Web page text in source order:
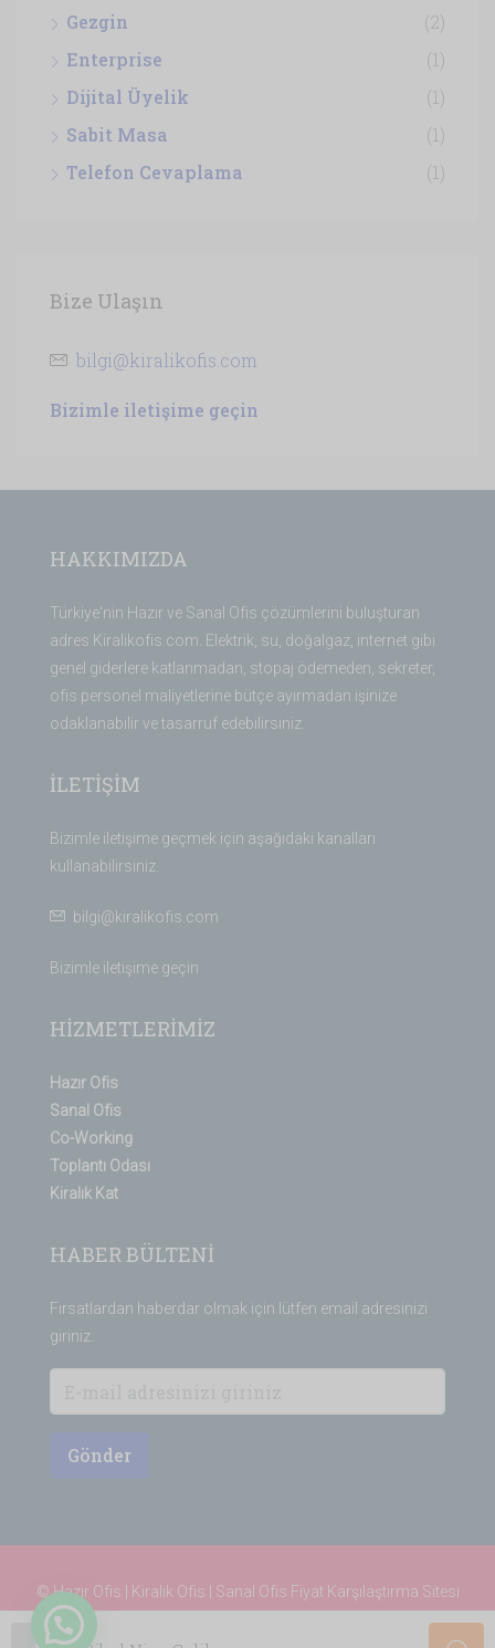
Gezgin
(2)
Enterprise
(1)
Dijital Üyelik
(1)
Sabit Masa
(1)
Telefon Cevaplama
(1)
Bize Ulaşın
bilgi@kiralikofis.com
Bizimle iletişime geçin
HAKKIMIZDA
Türkiye'nin Hazır ve Sanal Ofis çözümlerini buluşturan
adres Kiralikofis.com. Elektrik, su, doğalgaz, internet gibi
genel giderlere katlanmadan, stopaj ödemeden, sekreter,
ofis personel maliyetlerine bütçe ayırmadan işinize
odaklanabilir ve tasarruf edebilirsiniz.
İLETİŞİM
Bizimle iletişime geçmek için aşağıdaki kanalları
kullanabilirsiniz.
bilgi@kiralikofis.com
Bizimle iletişime geçin
HİZMETLERİMİZ
Hazır Ofis
Sanal Ofis
Co-Working
Toplantı Odası
Kiralık Kat
HABER BÜLTENİ
Fırsatlardan haberdar olmak için lütfen email adresinizi
giriniz.
Gönder
© Hazır Ofis | Kiralık Ofis | Sanal Ofis Fiyat Karşılaştırma Sitesi